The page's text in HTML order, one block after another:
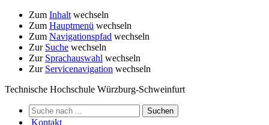
Zum Inhalt wechseln
Zum Hauptmenü wechseln
Zum Navigationspfad wechseln
Zur Suche wechseln
Zur Sprachauswahl wechseln
Zur Servicenavigation wechseln
Technische Hochschule Würzburg-Schweinfurt
Kontakt